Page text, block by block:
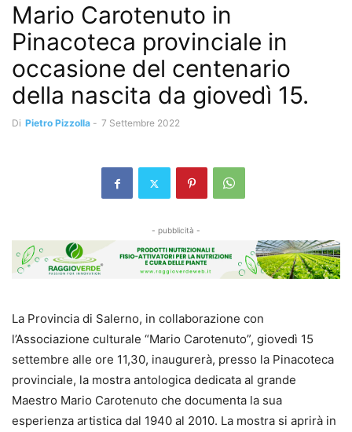
Mario Carotenuto in
Pinacoteca provinciale in
occasione del centenario
della nascita da giovedì 15.
Di Pietro Pizzolla - 7 Settembre 2022
- pubblicità -
La Provincia di Salerno, in collaborazione con
l’Associazione culturale “Mario Carotenuto”, giovedì 15
settembre alle ore 11,30, inaugurerà, presso la Pinacoteca
provinciale, la mostra antologica dedicata al grande
Maestro Mario Carotenuto che documenta la sua
esperienza artistica dal 1940 al 2010. La mostra si aprirà in